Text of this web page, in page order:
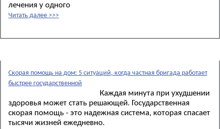
лечения у одного
Читать далее >>>
Скорая помощь на дом: 5 ситуаций, когда частная бригада работает
быстрее государственной
Каждая минута при ухудшении
здоровья может стать решающей. Государственная
скорая помощь - это надежная система, которая спасает
тысячи жизней ежедневно.